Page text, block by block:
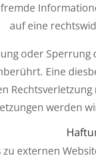
auf eine
oder
Eine
werden
externen